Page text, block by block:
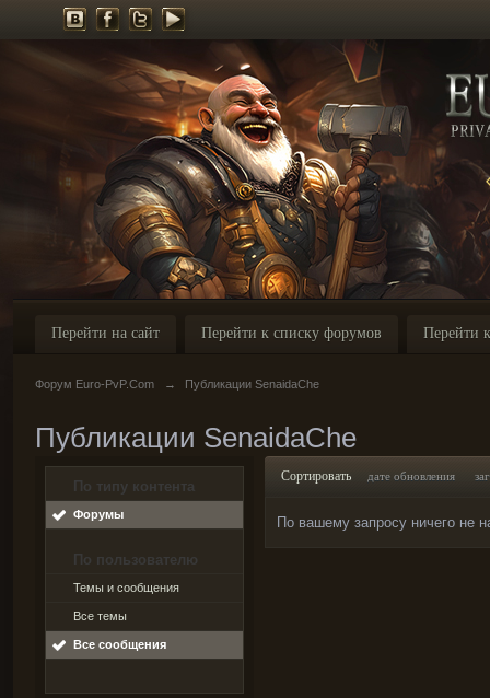
Перейти на сайт Перейти к списку форумов Перейти
Форум Euro-PvP.Com → Публикации SenaidaChe
Публикации SenaidaChe
По типу контента
Форумы
По пользователю
Темы и сообщения
Все темы
Все сообщения
Сортировать дате обновления
По вашему запросу ничего не